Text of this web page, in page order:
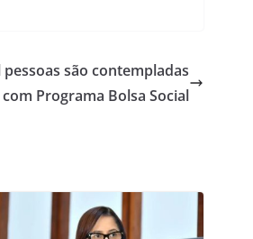
são contempladas
com Programa Bolsa Social